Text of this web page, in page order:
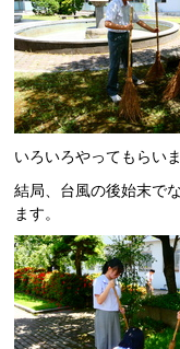
いろいろやってもらいま
結局、台風の後始末で
ます。